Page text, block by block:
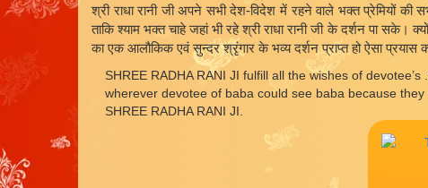
श्री राधा रानी जी अपने सभी देश-विदेश में रहने वाले भक्त प्रेमियों की
ताकि श्याम भक्त चाहे जहां भी रहे श्री राधा रानी जी के दर्शन पा सके।
का एक आलौकिक एवं सुन्दर श्रृंगार के भव्य दर्शन प्राप्त हो ऐसा प्रयास
SHREE RADHA RANI JI fulfill all the wishes of
wherever devotee of baba could see baba because
SHREE RADHA RANI JI.